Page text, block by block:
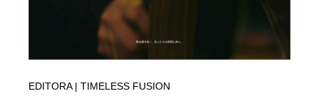
EDITORA | TIMELESS FUSION